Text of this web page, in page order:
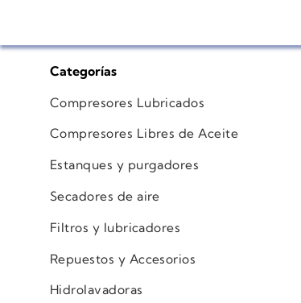
Categorías
Compresores Lubricados
Compresores Libres de Aceite
Estanques y purgadores
Secadores de aire
Filtros y lubricadores
Repuestos y Accesorios
Hidrolavadoras